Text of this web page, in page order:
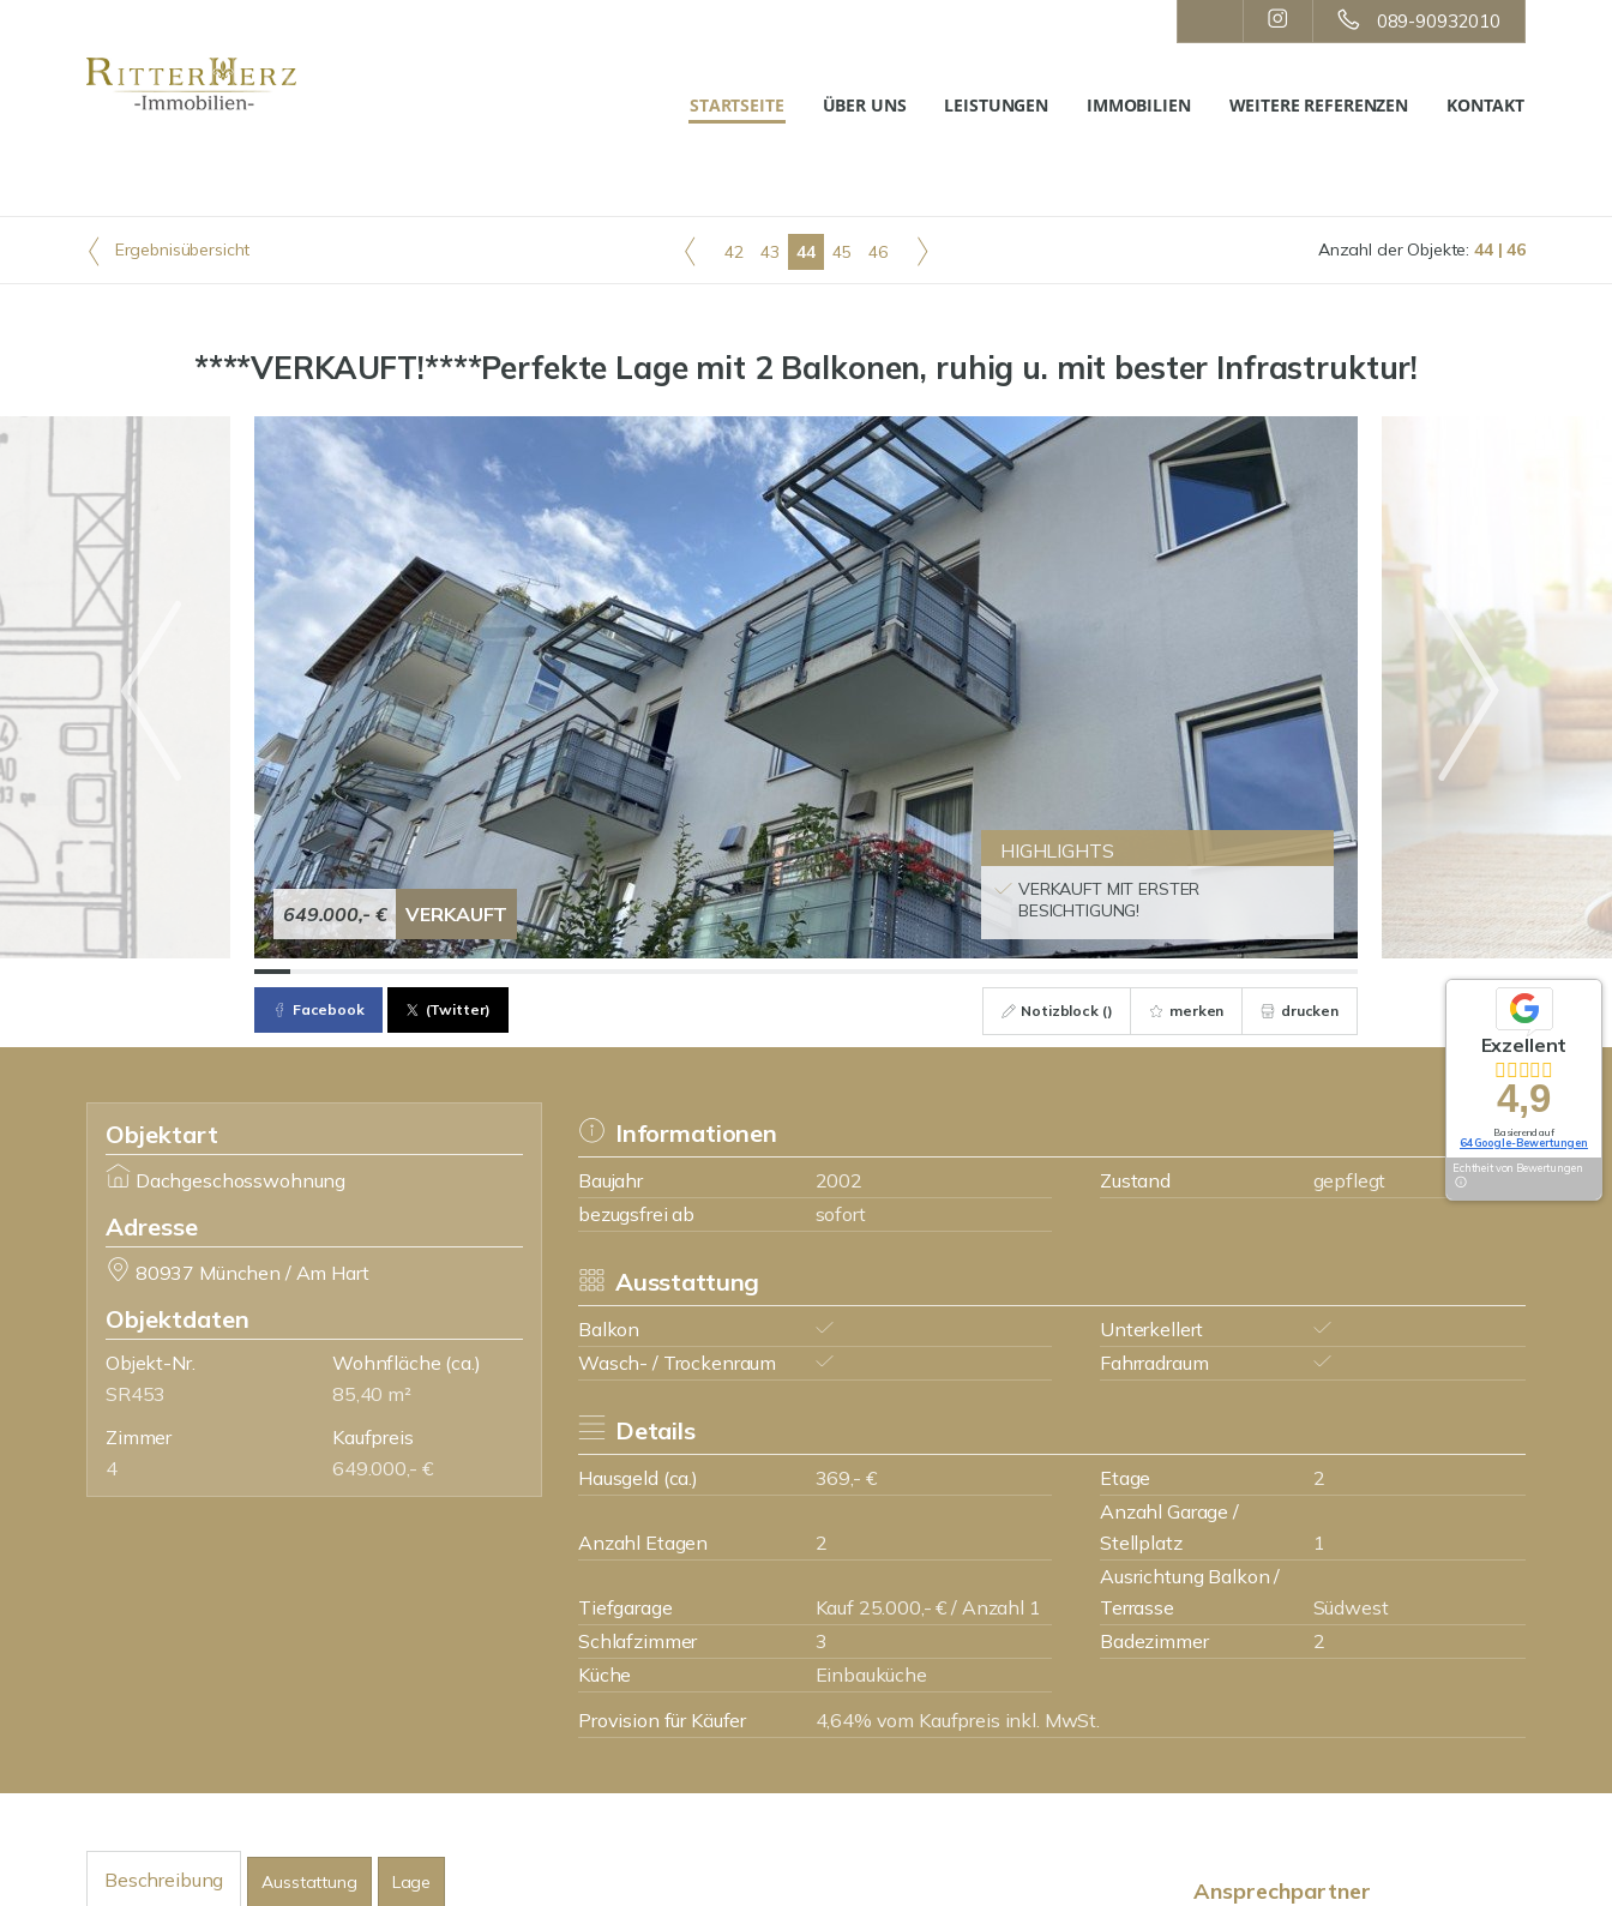
089-90932010
STARTSEITE ÜBER UNS LEISTUNGEN IMMOBILIEN WEITERE REFERENZEN KONTAKT
Ergebnisübersicht 42 43 44 45 46 Anzahl der Objekte: 44 | 46
****VERKAUFT!****Perfekte Lage mit 2 Balkonen, ruhig u. mit bester Infrastruktur!
HIGHLIGHTS
VERKAUFT MIT ERSTER
BESICHTIGUNG!
649.000,- € VERKAUFT
Facebook (Twitter) Notizblock () merken drucken
Objektart
Dachgeschosswohnung
Adresse
80937 München / Am Hart
Objektdaten
Objekt-Nr.
SR453
Wohnfläche (ca.)
85,40 m²
Zimmer
4
Kaufpreis
649.000,- €
Informationen
Baujahr 2002 Zustand
gepflegt
bezugsfrei ab
sofort
Ausstattung
Balkon
Unterkellert
Wasch- / Trockenraum
Fahrradraum
Details
Hausgeld (ca.) 369,- € Etage 2
Anzahl Etagen 2
Anzahl Garage /
Stellplatz
1
Tiefgarage Kauf 25.000,- € / Anzahl 1
Ausrichtung Balkon /
Terrasse
Südwest
Schlafzimmer
3 Badezimmer
2
Küche
Einbauküche
Provision für Käufer
4,64% vom Kaufpreis inkl. MwSt.
Beschreibung Ausstattung Lage Ansprechpartner
Exzellent
4,9
Basierend auf
64 Google-Bewertungen
Echtheit von Bewertungen